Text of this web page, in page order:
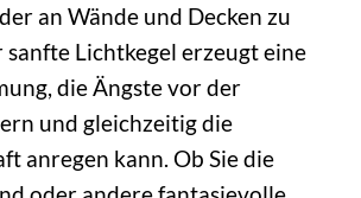
an Wände und Decken zu
Lichtkegel erzeugt eine
die Ängste vor der
und gleichzeitig die
anregen kann. Ob Sie die